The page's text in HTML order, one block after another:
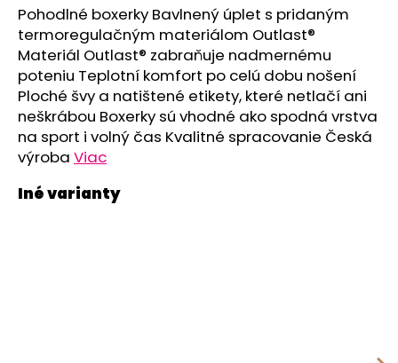
Pohodlné boxerky Bavlnený úplet s pridaným
termoregulačným materiálom Outlast®
Materiál Outlast® zabraňuje nadmernému
poteniu Teplotní komfort po celú dobu nošení
Ploché švy a natištené etikety, které netlačí ani
neškrábou Boxerky sú vhodné ako spodná vrstva
na sport i volný čas Kvalitné spracovanie Česká
výroba Viac
o
r
ú
č
a
m
e
ZAVINOVAČKA
ZAVÄZOVACIA